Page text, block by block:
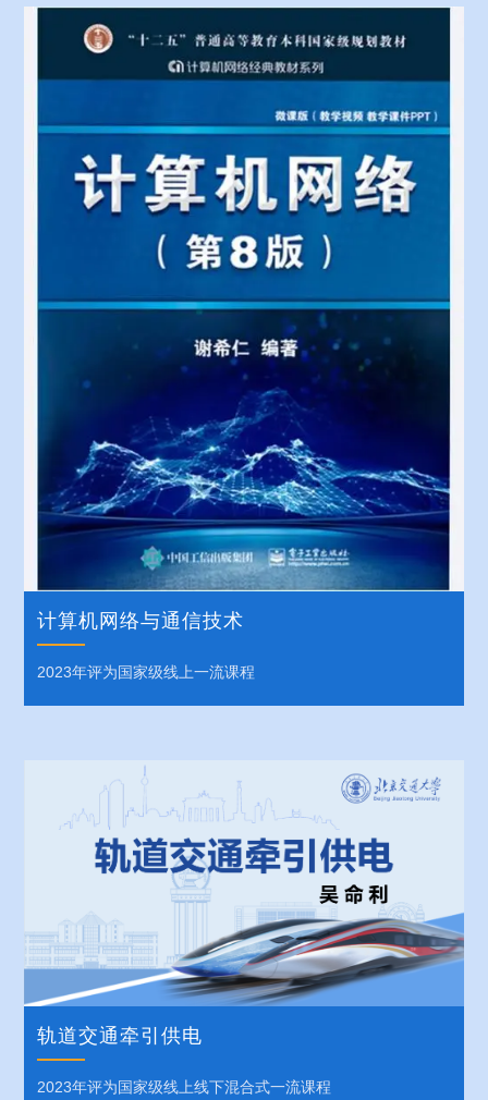
计算机网络与通信技术
2023年评为国家级线上一流课程
轨道交通牵引供电
2023年评为国家级线上线下混合式一流课程